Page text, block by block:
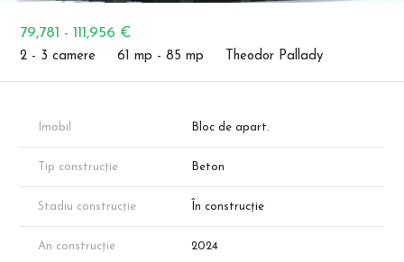
79,781 - 111,956 €
2 - 3 camere 61 mp - 85 mp Theodor Pallady
Imobil Bloc de apart.
Tip construcție Beton
Stadiu construcție În construcție
An construcție 2024